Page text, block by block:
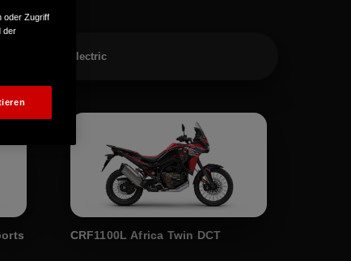
Electric
CRF1100L Africa Twin DCT
oder Zugriff
der